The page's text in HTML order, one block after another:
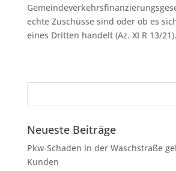
echte Zuschüsse sind oder ob es
eines Dritten handelt (Az. XI R 13/21).
Neueste Beiträge
Pkw-Schaden in der Waschstraße
Kunden